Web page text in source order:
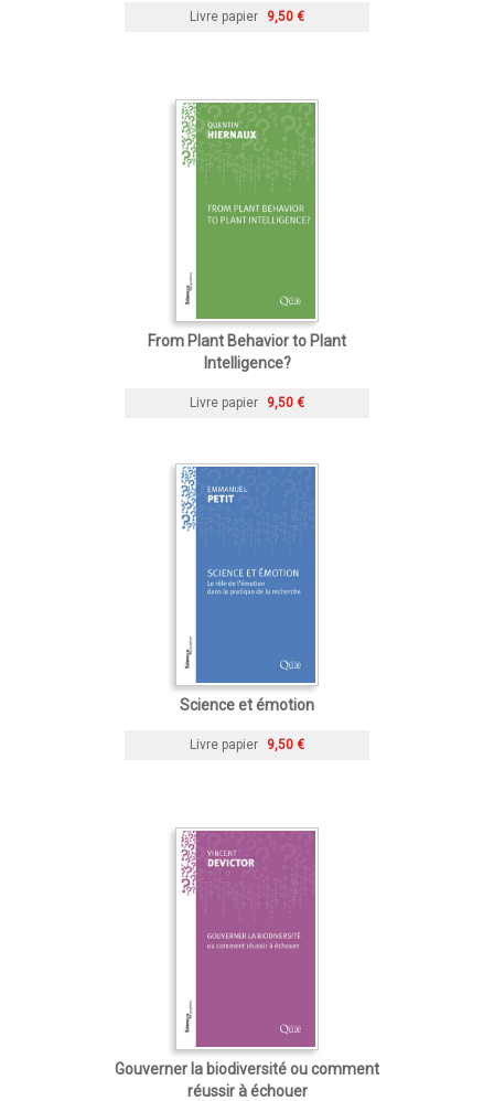
Livre papier 9,50 €
From Plant Behavior to Plant
Intelligence?
Livre papier 9,50 €
Science et émotion
Livre papier 9,50 €
Gouverner la biodiversité ou comment
réussir à échouer